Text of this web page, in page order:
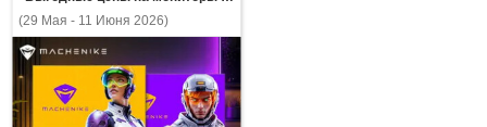
(29 Мая - 11 Июня 2026)